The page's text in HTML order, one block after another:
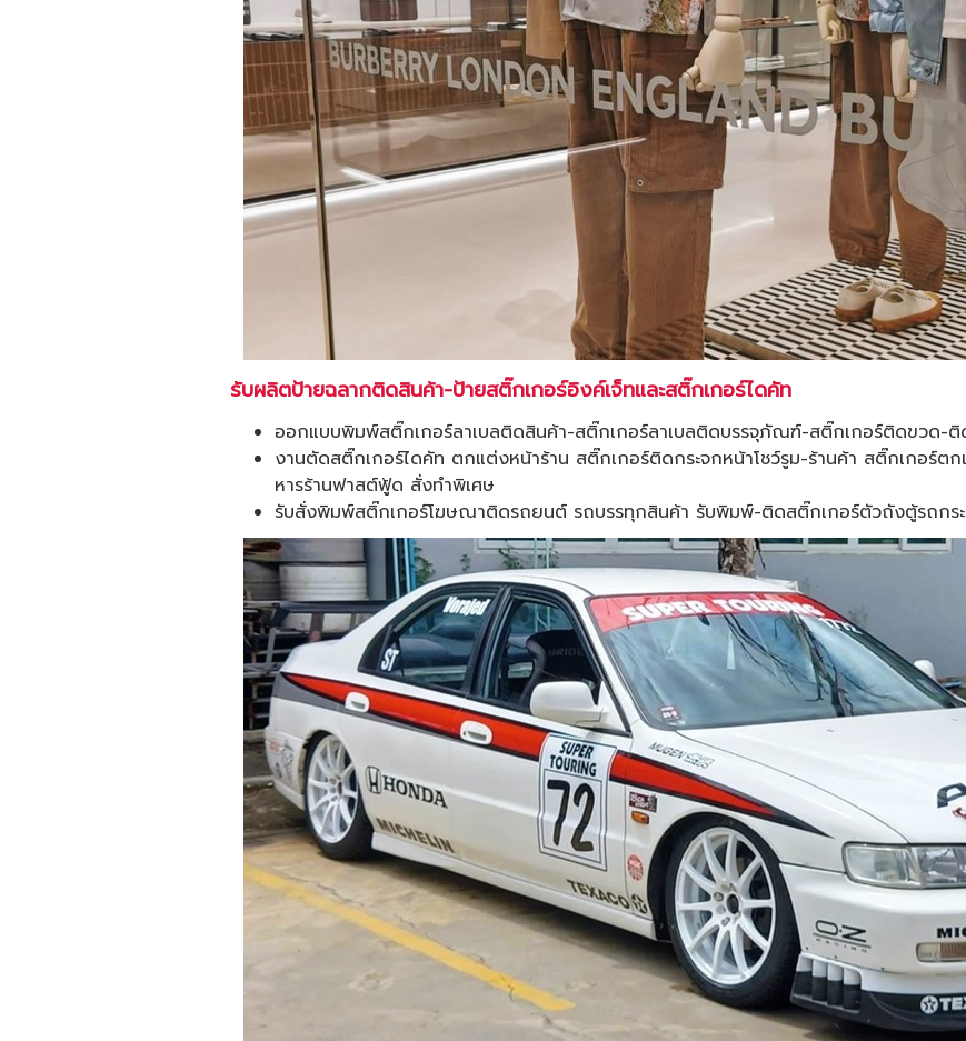
รับผลิตป้ายฉลากติดสินค้า-ป้ายสติ๊กเกอร์อิงค์เจ็ทและสติ๊กเกอร์ไดคัท
ออกแบบพิมพ์สติ๊กเกอร์ลาเบลติดสินค้า-สติ๊กเกอร์ลาเบลติดบรรจุภัณฑ์-สติ๊กเกอร์ติดขวด-
งานตัดสติ๊กเกอร์ไดคัท ตกแต่งหน้าร้าน สติ๊กเกอร์ติดกระจกหน้าโชว์รูม-ร้านค้า สติ๊กเกอร์ต
หารร้านฟาสต์ฟู้ด สั่งทำพิเศษ
รับสั่งพิมพ์สติ๊กเกอร์โฆษณาติดรถยนต์ รถบรรทุกสินค้า รับพิมพ์-ติดสติ๊กเกอร์ตัวถังตู้รถกระ